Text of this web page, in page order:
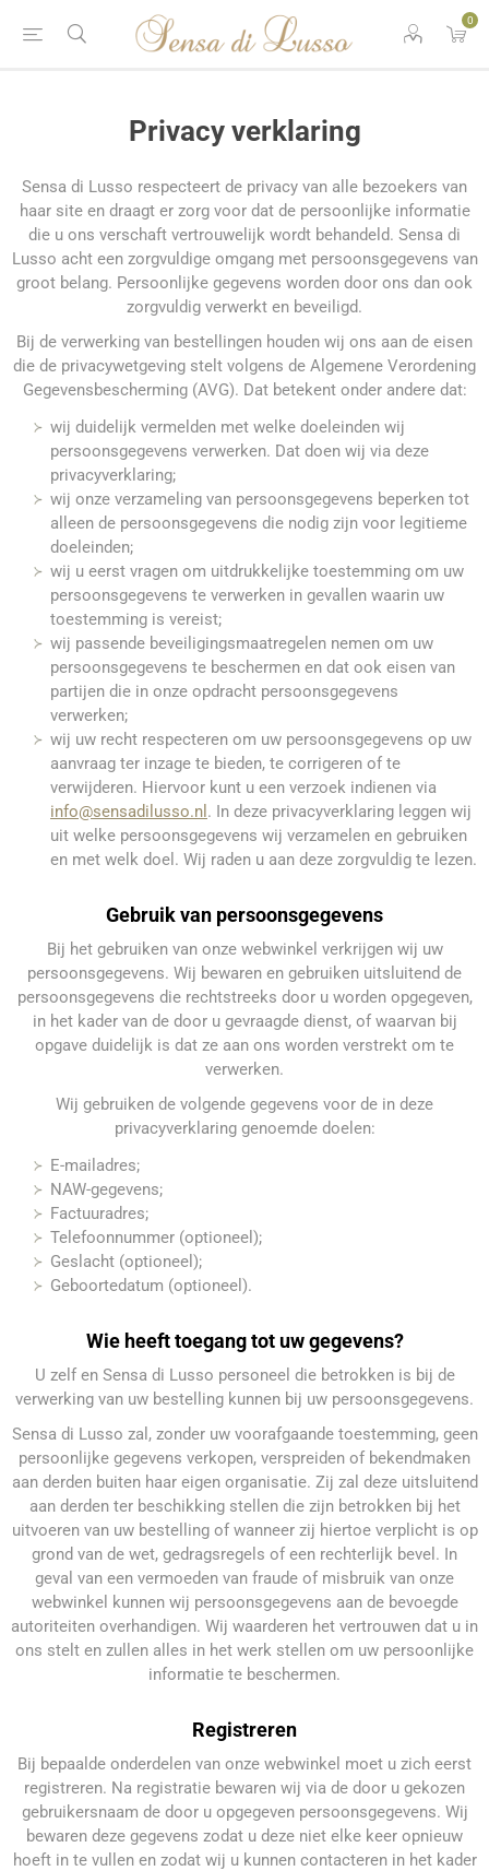
0
Privacy verklaring
Sensa di Lusso respecteert de privacy van alle bezoekers van
haar site en draagt er zorg voor dat de persoonlijke informatie
die u ons verschaft vertrouwelijk wordt behandeld. Sensa di
Lusso acht een zorgvuldige omgang met persoonsgegevens van
groot belang. Persoonlijke gegevens worden door ons dan ook
zorgvuldig verwerkt en beveiligd.
Bij de verwerking van bestellingen houden wij ons aan de eisen
die de privacywetgeving stelt volgens de Algemene Verordening
Gegevensbescherming (AVG). Dat betekent onder andere dat:
wij duidelijk vermelden met welke doeleinden wij
persoonsgegevens verwerken. Dat doen wij via deze
privacyverklaring;
wij onze verzameling van persoonsgegevens beperken tot
alleen de persoonsgegevens die nodig zijn voor legitieme
doeleinden;
wij u eerst vragen om uitdrukkelijke toestemming om uw
persoonsgegevens te verwerken in gevallen waarin uw
toestemming is vereist;
wij passende beveiligingsmaatregelen nemen om uw
persoonsgegevens te beschermen en dat ook eisen van
partijen die in onze opdracht persoonsgegevens
verwerken;
wij uw recht respecteren om uw persoonsgegevens op uw
aanvraag ter inzage te bieden, te corrigeren of te
verwijderen. Hiervoor kunt u een verzoek indienen via
info@sensadilusso.nl . In deze privacyverklaring leggen wij
uit welke persoonsgegevens wij verzamelen en gebruiken
en met welk doel. Wij raden u aan deze zorgvuldig te lezen.
Gebruik van persoonsgegevens
Bij het gebruiken van onze webwinkel verkrijgen wij uw
persoonsgegevens. Wij bewaren en gebruiken uitsluitend de
persoonsgegevens die rechtstreeks door u worden opgegeven,
in het kader van de door u gevraagde dienst, of waarvan bij
opgave duidelijk is dat ze aan ons worden verstrekt om te
verwerken.
Wij gebruiken de volgende gegevens voor de in deze
privacyverklaring genoemde doelen:
E-mailadres;
NAW-gegevens;
Factuuradres;
Telefoonnummer (optioneel);
Geslacht (optioneel);
Geboortedatum (optioneel).
Wie heeft toegang tot uw gegevens?
U zelf en Sensa di Lusso personeel die betrokken is bij de
verwerking van uw bestelling kunnen bij uw persoonsgegevens.
Sensa di Lusso zal, zonder uw voorafgaande toestemming, geen
persoonlijke gegevens verkopen, verspreiden of bekendmaken
aan derden buiten haar eigen organisatie. Zij zal deze uitsluitend
aan derden ter beschikking stellen die zijn betrokken bij het
uitvoeren van uw bestelling of wanneer zij hiertoe verplicht is op
grond van de wet, gedragsregels of een rechterlijk bevel. In
geval van een vermoeden van fraude of misbruik van onze
webwinkel kunnen wij persoonsgegevens aan de bevoegde
autoriteiten overhandigen. Wij waarderen het vertrouwen dat u in
ons stelt en zullen alles in het werk stellen om uw persoonlijke
informatie te beschermen.
Registreren
Bij bepaalde onderdelen van onze webwinkel moet u zich eerst
registreren. Na registratie bewaren wij via de door u gekozen
gebruikersnaam de door u opgegeven persoonsgegevens. Wij
bewaren deze gegevens zodat u deze niet elke keer opnieuw
hoeft in te vullen en zodat wij u kunnen contacteren in het kader